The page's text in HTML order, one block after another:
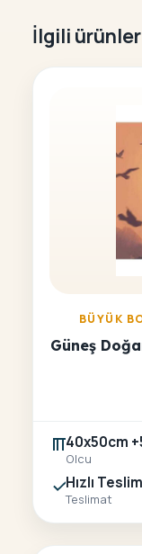
İlgili ürünler
BÜYÜK
Güneş
40x50cm
Olcu
Hızlı
Teslimat